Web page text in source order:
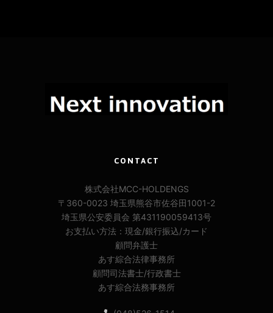
CONTACT
株式会社MCC-HOLDENGS
〒360-0023 埼玉県熊谷市佐谷田1001-2
埼玉県公安委員会 第431190059413号
お支払い方法：現金/銀行振込/カード
顧問弁護士
あす綜合法律事務所
顧問司法書士/行政書士
あす綜合法務事務所